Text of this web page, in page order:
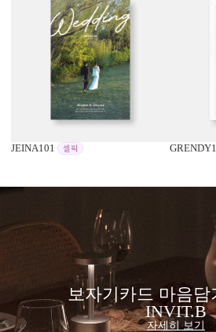
JEINA101
보자기카드 마음
INVIT.B
자세히 보기